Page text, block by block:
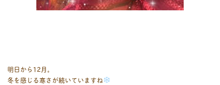
明日から12月。
冬を感じる寒さが続いていますね